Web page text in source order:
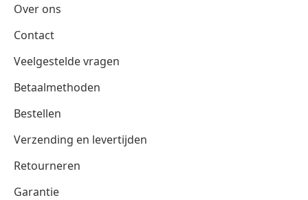
Over ons
Contact
Veelgestelde vragen
Betaalmethoden
Bestellen
Verzending en levertijden
Retourneren
Garantie